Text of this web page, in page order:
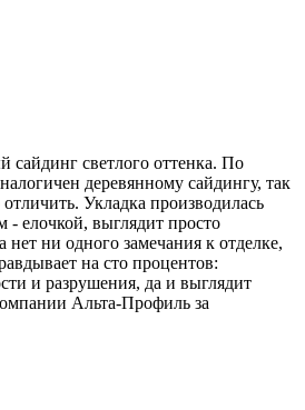
светлого оттенка. По
деревянному сайдингу, так
Укладка производилась
елочкой, выглядит просто
нет ни одного замечания к отделке,
на сто процентов:
и разрушения, да и выглядит
Альта-Профиль за